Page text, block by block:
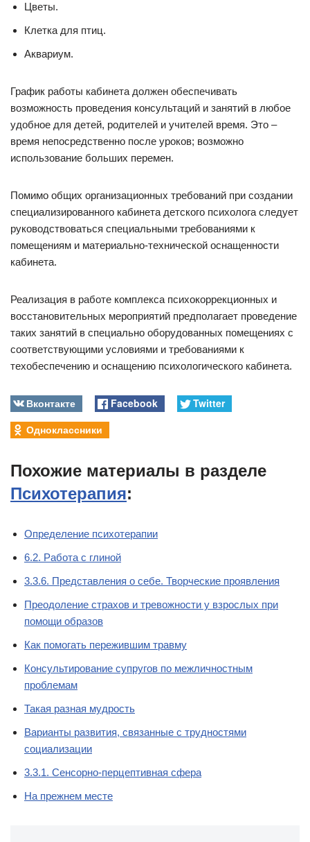
Цветы.
Клетка для птиц.
Аквариум.
График работы кабинета должен обеспечивать
возможность проведения консультаций и занятий в любое
удобное для детей, родителей и учителей время. Это –
время непосредственно после уроков; возможно
использование больших перемен.
Помимо общих организационных требований при создании
специализированного кабинета детского психолога следует
руководствоваться специальными требованиями к
помещениям и материально-технической оснащенности
кабинета.
Реализация в работе комплекса психокоррекционных и
восстановительных мероприятий предполагает проведение
таких занятий в специально оборудованных помещениях с
соответствующими условиями и требованиями к
техобеспечению и оснащению психологического кабинета.
Вконтакте Facebook
Twitter
Одноклассники
Похожие материалы в разделе
Психотерапия:
Определение психотерапии
6.2. Работа с глиной
3.3.6. Представления о себе. Творческие проявления
Преодоление страхов и тревожности у взрослых при
помощи образов
Как помогать пережившим травму
Консультирование супругов по межличностным
проблемам
Такая разная мудрость
Варианты развития, связанные с трудностями
социализации
3.3.1. Сенсорно-перцептивная сфера
На прежнем месте